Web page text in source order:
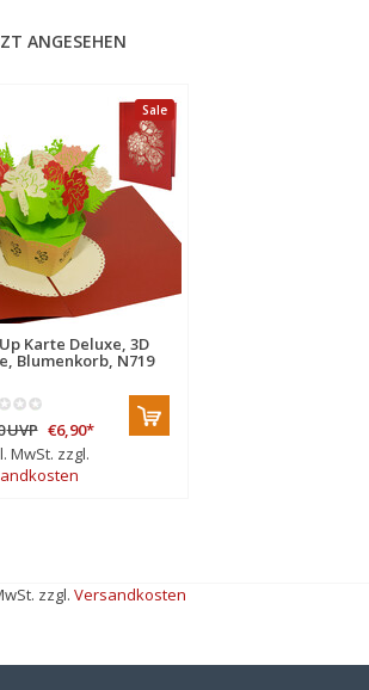
ANGESEHEN
Sale
Karte Deluxe, 3D
Blumenkorb, N719
UVP €6,90*
MwSt. zzgl.
zzgl. Versandkosten